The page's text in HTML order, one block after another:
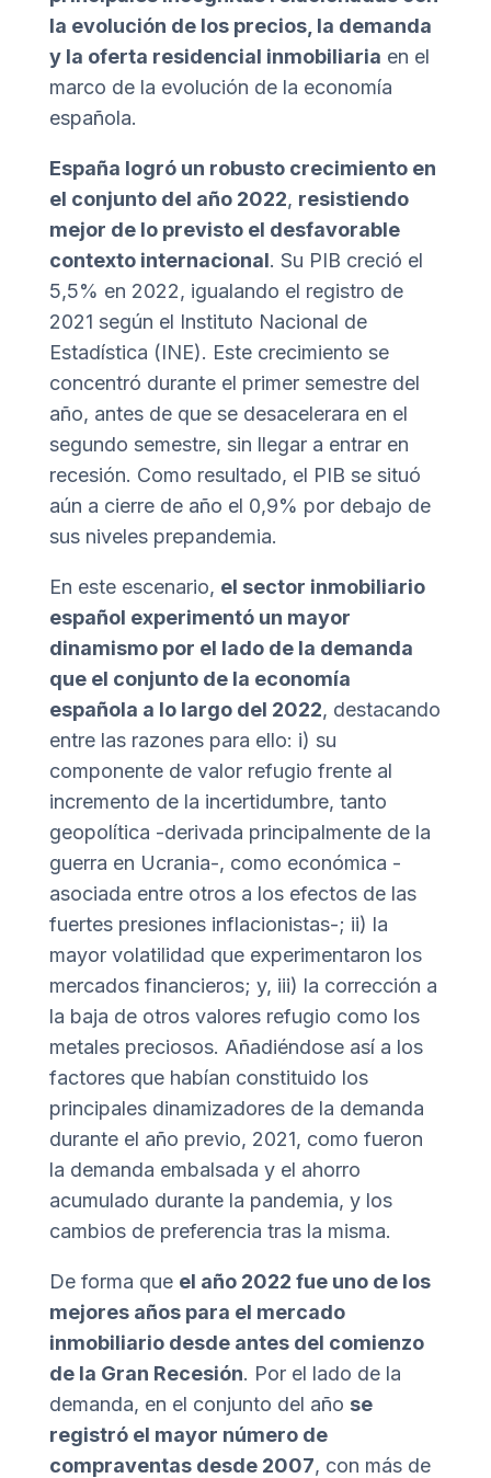
la evolución de los precios, la demanda
y la oferta residencial inmobiliaria en el
marco de la evolución de la economía
española.
España logró un robusto crecimiento en
el conjunto del año 2022, resistiendo
mejor de lo previsto el desfavorable
contexto internacional. Su PIB creció el
5,5% en 2022, igualando el registro de
2021 según el Instituto Nacional de
Estadística (INE). Este crecimiento se
concentró durante el primer semestre del
año, antes de que se desacelerara en el
segundo semestre, sin llegar a entrar en
recesión. Como resultado, el PIB se situó
aún a cierre de año el 0,9% por debajo de
sus niveles prepandemia.
En este escenario, el sector inmobiliario
español experimentó un mayor
dinamismo por el lado de la demanda
que el conjunto de la economía
española a lo largo del 2022, destacando
entre las razones para ello: i) su
componente de valor refugio frente al
incremento de la incertidumbre, tanto
geopolítica -derivada principalmente de la
guerra en Ucrania-, como económica -
asociada entre otros a los efectos de las
fuertes presiones inflacionistas-; ii) la
mayor volatilidad que experimentaron los
mercados financieros; y, iii) la corrección a
la baja de otros valores refugio como los
metales preciosos. Añadiéndose así a los
factores que habían constituido los
principales dinamizadores de la demanda
durante el año previo, 2021, como fueron
la demanda embalsada y el ahorro
acumulado durante la pandemia, y los
cambios de preferencia tras la misma.
De forma que el año 2022 fue uno de los
mejores años para el mercado
inmobiliario desde antes del comienzo
de la Gran Recesión. Por el lado de la
demanda, en el conjunto del año se
registró el mayor número de
compraventas desde 2007, con más de